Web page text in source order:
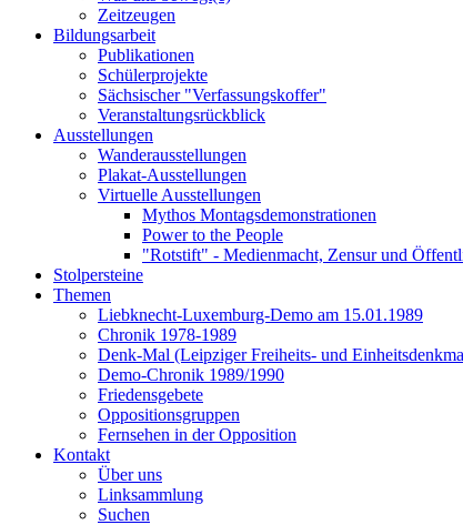
Zeitzeugen
Bildungsarbeit
Publikationen
Schülerprojekte
Sächsischer "Verfassungskoffer"
Veranstaltungsrückblick
Ausstellungen
Wanderausstellungen
Plakat-Ausstellungen
Virtuelle Ausstellungen
Mythos Montagsdemonstrationen
Power to the People
"Rotstift" - Medienmacht, Zensur und
Stolpersteine
Themen
Liebknecht-Luxemburg-Demo am 15.01.1989
Chronik 1978-1989
Denk-Mal (Leipziger Freiheits- und
Demo-Chronik 1989/1990
Friedensgebete
Oppositionsgruppen
Fernsehen in der Opposition
Kontakt
Über uns
Linksammlung
Suchen